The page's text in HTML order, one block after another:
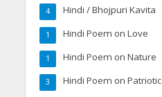
Hindi / Bhojpuri Kavita
4
Hindi Poem on Love
1
Hindi Poem on Nature
1
Hindi Poem on Patriotic
3